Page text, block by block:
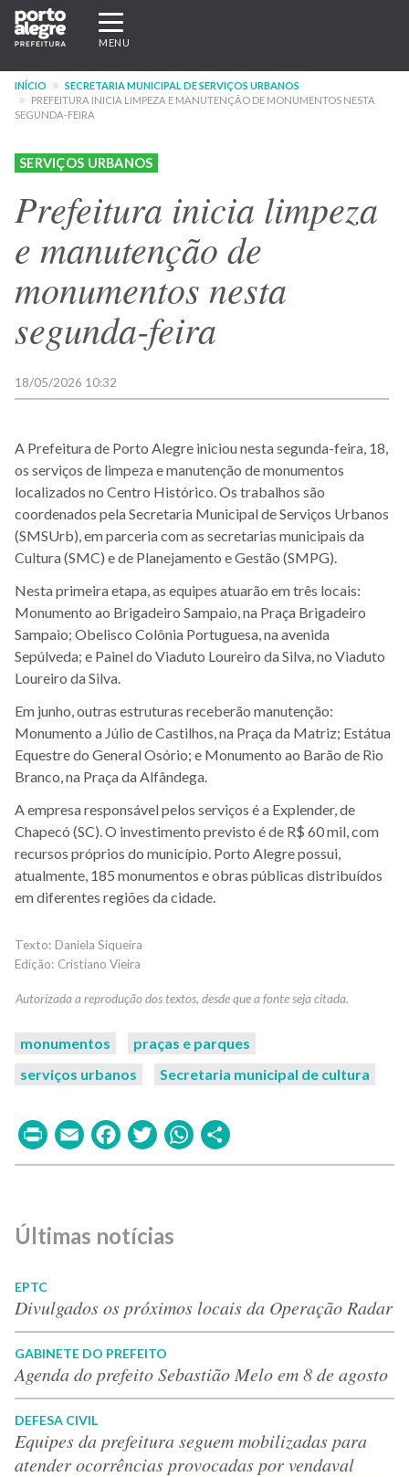
Pular
para
conteúdo
principal
Expandir/recolher
navegação
MENU
INÍCIO
SECRETARIA MUNICIPAL DE SERVIÇOS URBANOS
PREFEITURA INICIA LIMPEZA E MANUTENÇÃO DE MONUMENTOS NESTA
SEGUNDA-FEIRA
SERVIÇOS URBANOS
Prefeitura inicia limpeza
e manutenção de
monumentos nesta
segunda-feira
18/05/2026 10:32
A Prefeitura de Porto Alegre iniciou nesta segunda-feira, 18,
os serviços de limpeza e manutenção de monumentos
localizados no Centro Histórico. Os trabalhos são
coordenados pela Secretaria Municipal de Serviços Urbanos
(SMSUrb), em parceria com as secretarias municipais da
Cultura (SMC) e de Planejamento e Gestão (SMPG).
Nesta primeira etapa, as equipes atuarão em três locais:
Monumento ao Brigadeiro Sampaio, na Praça Brigadeiro
Sampaio; Obelisco Colônia Portuguesa, na avenida
Sepúlveda; e Painel do Viaduto Loureiro da Silva, no Viaduto
Loureiro da Silva.
Em junho, outras estruturas receberão manutenção:
Monumento a Júlio de Castilhos, na Praça da Matriz; Estátua
Equestre do General Osório; e Monumento ao Barão de Rio
Branco, na Praça da Alfândega.
A empresa responsável pelos serviços é a Explender, de
Chapecó (SC). O investimento previsto é de R$ 60 mil, com
recursos próprios do município. Porto Alegre possui,
atualmente, 185 monumentos e obras públicas distribuídos
em diferentes regiões da cidade.
Daniela Siqueira
Cristiano Vieira
monumentos
praças e parques
serviços urbanos
Secretaria municipal de cultura
PrintEmailFacebook
TwitterWhatsApp
Últimas notícias
EPTC
Divulgados os próximos locais da Operação Radar
GABINETE DO PREFEITO
Agenda do prefeito Sebastião Melo em 8 de agosto
DEFESA CIVIL
Equipes da prefeitura seguem mobilizadas para
atender ocorrências provocadas por vendaval